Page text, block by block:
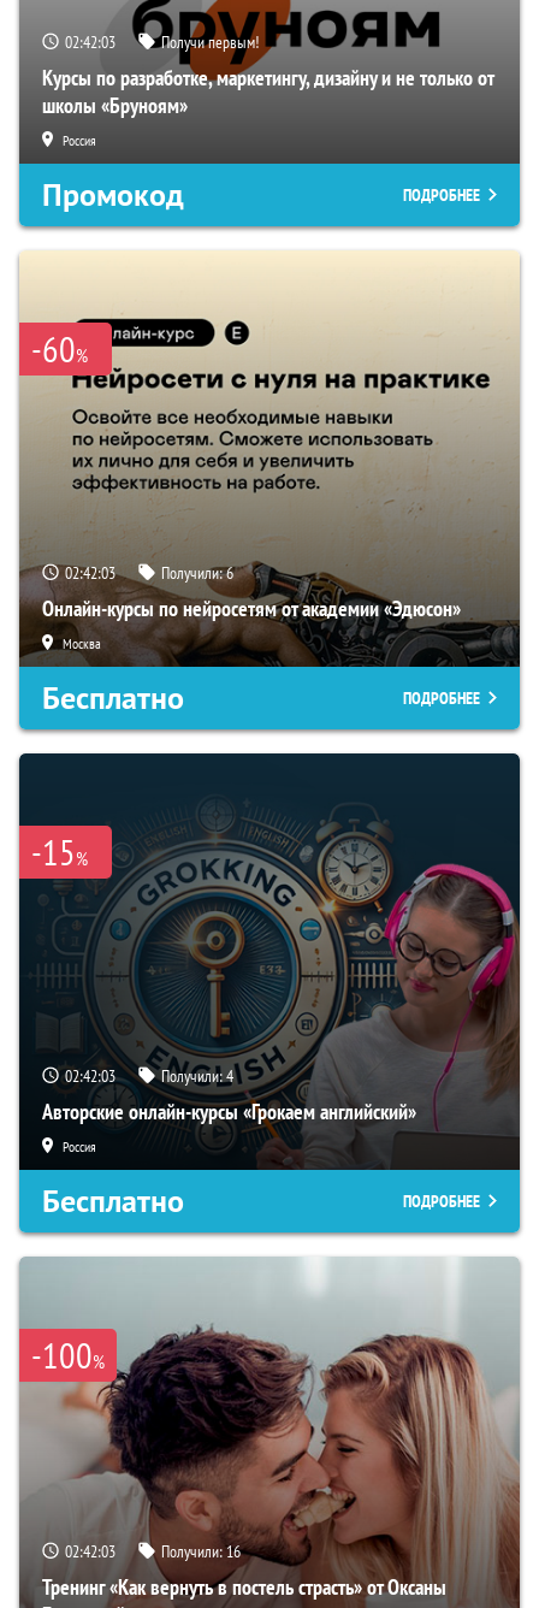
02:42:02 Получи первым!
Курсы по разработке, маркетингу, дизайну и не только от
школы «Бруноям»
Россия
Промокод ПОДРОБНЕЕ
-60%
02:42:02 Получили:6
Онлайн-курсы по нейросетям от академии «Эдюсон»
Москва
Бесплатно ПОДРОБНЕЕ
-15%
02:42:02 Получили:4
Авторские онлайн-курсы «Грокаем английский»
Россия
Бесплатно ПОДРОБНЕЕ
-100%
02:42:02 Получили:16
Тренинг «Как вернуть в постель страсть» от Оксаны